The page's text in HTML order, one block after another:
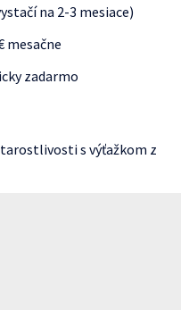
na 2-3 mesiace)
mesačne
zadarmo
s výťažkom z